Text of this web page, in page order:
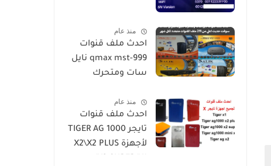
منذ عام
احدث ملف قنوات
qmax mst-999 نايل
سات ومتحرك
H1 Mini-Qmax H2
Mini 2 USB-SALIK
H3 Mini-Salik H2
منذ عام
احدث ملف قنوات
تايجر TIGER AG 1000
لأجهزة X2\X2 PLUS